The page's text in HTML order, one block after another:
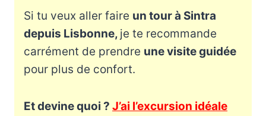
Si tu veux aller faire un tour à Sintra
depuis Lisbonne, je te recommande
carrément de prendre une visite guidée
pour plus de confort.
Et devine quoi ? J’ai l’excursion idéale